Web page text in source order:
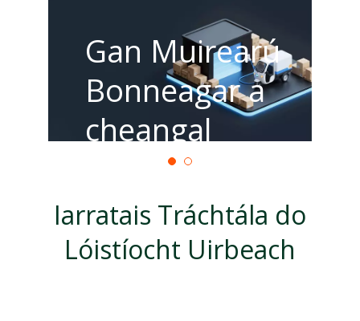
Gan Muirearú
Bonneagar a
cheangal
Iarratais Tráchtála do
Lóistíocht Uirbeach